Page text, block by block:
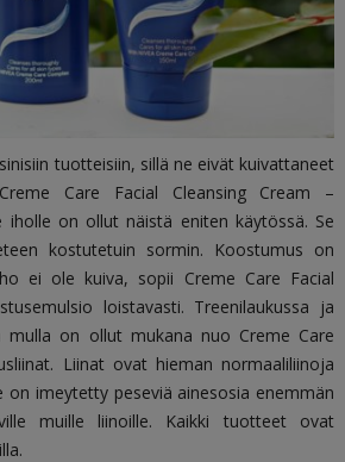
tuotteisiin, sillä ne eivät kuivattaneet
Care Facial Cleansing Cream –
iholle on ollut näistä eniten käytössä. Se
kostutetuin sormin. Koostumus on
ei ole kuiva, sopii Creme Care Facial
loistavasti. Treenilaukussa ja
mulla on ollut mukana nuo Creme Care
Liinat ovat hieman normaaliliinoja
on imeytetty peseviä ainesosia enemmän
muille liinoille. Kaikki tuotteet ovat